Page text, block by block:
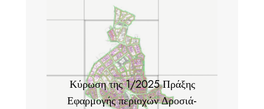
Κύρωση της 1/2025 Πράξης
Εφαρμογής περιοχών Δροσιά-